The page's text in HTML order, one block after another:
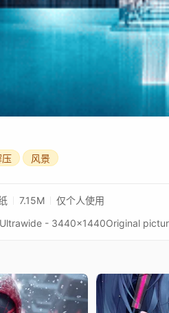
压 风景
7.15M 仅个人使用